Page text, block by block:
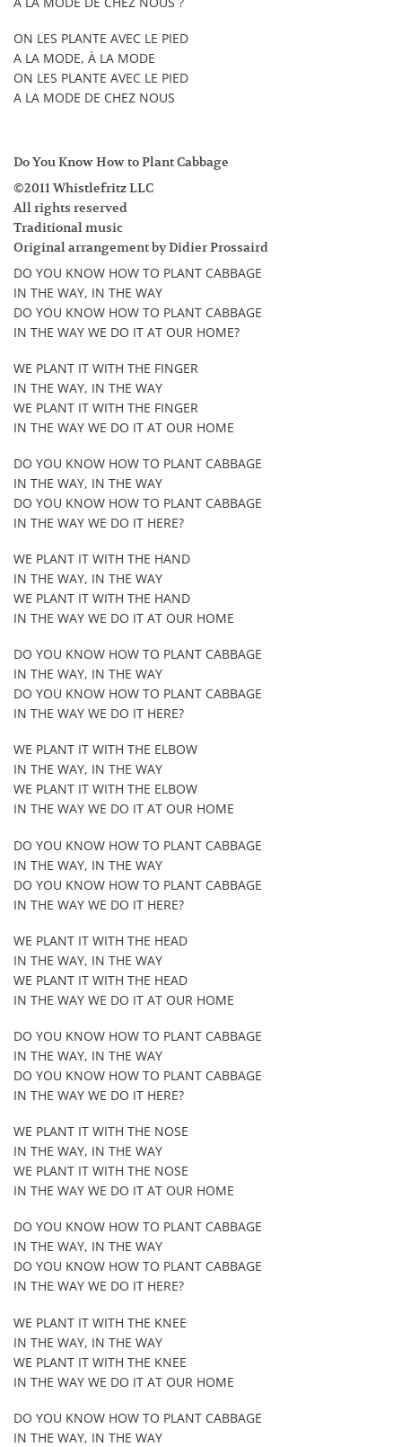
ON LES PLANTE AVEC LE PIED
A LA MODE, À LA MODE
ON LES PLANTE AVEC LE PIED
A LA MODE DE CHEZ NOUS
Do You Know How to Plant Cabbage
©2011 Whistlefritz LLC
All rights reserved
Traditional music
Original arrangement by Didier Prossaird
DO YOU KNOW HOW TO PLANT CABBAGE
IN THE WAY, IN THE WAY
DO YOU KNOW HOW TO PLANT CABBAGE
IN THE WAY WE DO IT AT OUR HOME?
WE PLANT IT WITH THE FINGER
IN THE WAY, IN THE WAY
WE PLANT IT WITH THE FINGER
IN THE WAY WE DO IT AT OUR HOME
DO YOU KNOW HOW TO PLANT CABBAGE
IN THE WAY, IN THE WAY
DO YOU KNOW HOW TO PLANT CABBAGE
IN THE WAY WE DO IT HERE?
WE PLANT IT WITH THE HAND
IN THE WAY, IN THE WAY
WE PLANT IT WITH THE HAND
IN THE WAY WE DO IT AT OUR HOME
DO YOU KNOW HOW TO PLANT CABBAGE
IN THE WAY, IN THE WAY
DO YOU KNOW HOW TO PLANT CABBAGE
IN THE WAY WE DO IT HERE?
WE PLANT IT WITH THE ELBOW
IN THE WAY, IN THE WAY
WE PLANT IT WITH THE ELBOW
IN THE WAY WE DO IT AT OUR HOME
DO YOU KNOW HOW TO PLANT CABBAGE
IN THE WAY, IN THE WAY
DO YOU KNOW HOW TO PLANT CABBAGE
IN THE WAY WE DO IT HERE?
WE PLANT IT WITH THE HEAD
IN THE WAY, IN THE WAY
WE PLANT IT WITH THE HEAD
IN THE WAY WE DO IT AT OUR HOME
DO YOU KNOW HOW TO PLANT CABBAGE
IN THE WAY, IN THE WAY
DO YOU KNOW HOW TO PLANT CABBAGE
IN THE WAY WE DO IT HERE?
WE PLANT IT WITH THE NOSE
IN THE WAY, IN THE WAY
WE PLANT IT WITH THE NOSE
IN THE WAY WE DO IT AT OUR HOME
DO YOU KNOW HOW TO PLANT CABBAGE
IN THE WAY, IN THE WAY
DO YOU KNOW HOW TO PLANT CABBAGE
IN THE WAY WE DO IT HERE?
WE PLANT IT WITH THE KNEE
IN THE WAY, IN THE WAY
WE PLANT IT WITH THE KNEE
IN THE WAY WE DO IT AT OUR HOME
DO YOU KNOW HOW TO PLANT CABBAGE
IN THE WAY, IN THE WAY